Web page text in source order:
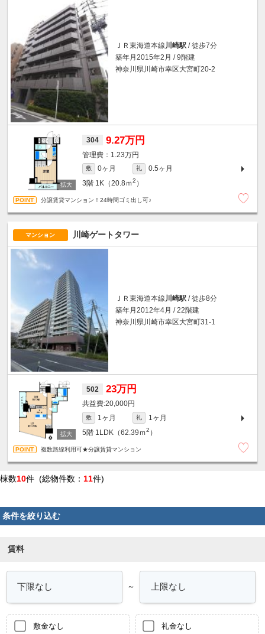
ＪＲ東海道本線川崎駅 / 徒歩7分
築年月2015年2月 / 9階建
神奈川県川崎市幸区大宮町20-2
304 9.27万円
1.23万円
敷 0ヶ月 礼
0.5ヶ月
3階 1K（20.8ｍ2 ）
分譲賃貸マンション！24時間ゴミ出し可♪
マンション 川崎ゲートタワー
ＪＲ東海道本線川崎駅 / 徒歩8分
築年月2012年4月 / 22階建
神奈川県川崎市幸区大宮町31-1
502 23万円
20,000円
敷 1ヶ月 礼
1ヶ月
5階 1LDK（62.39ｍ2 ）
複数路線利用可★分譲賃貸マンション
棟数10件 (総物件数： 11件)
条件を絞り込む
賃料
～
敷金なし 礼金なし